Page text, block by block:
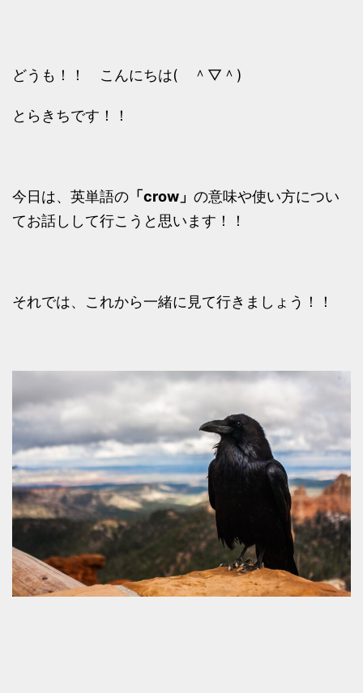
どうも！！ こんにちは( ＾▽＾)
とらきちです！！
今日は、英単語の 「crow」 の意味や使い方につい
てお話しして行こうと思います！！
それでは、これから一緒に見て行きましょう！！